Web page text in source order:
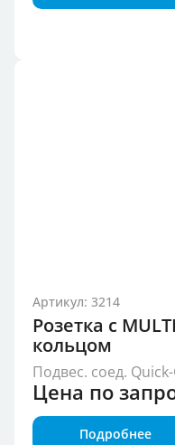
Артикул: 3214
Розетка с
кольцом
Подвес. соед.
Цена по
Подробнее